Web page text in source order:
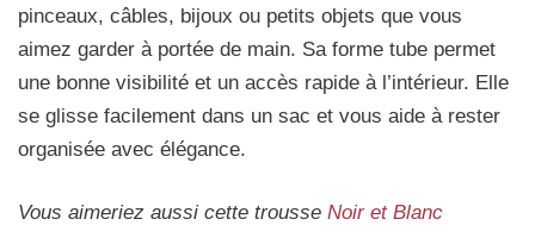
pinceaux, câbles, bijoux ou petits objets que vous
aimez garder à portée de main. Sa forme tube permet
une bonne visibilité et un accès rapide à l’intérieur. Elle
se glisse facilement dans un sac et vous aide à rester
organisée avec élégance.
Vous aimeriez aussi cette trousse Noir et Blanc